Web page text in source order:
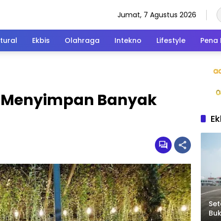
Jumat, 7 Agustus 2026
Ekbis Olahraga Intekno Lifestyle Pena
Banyak